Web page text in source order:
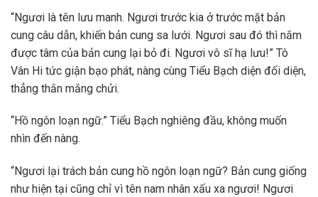
“Ngươi là tên lưu manh. Ngươi trước kia ở trước mặt bản
cung câu dẫn, khiến bản cung sa lưới. Ngươi sau đó thì nắm
được tâm của bản cung lại bỏ đi. Ngươi vô sĩ hạ lưu!” Tô
Vân Hi tức giận bạo phát, nàng cùng Tiểu Bạch diện đối diện,
thẳng thắn mắng chửi.
“Hồ ngôn loạn ngữ.” Tiểu Bạch nghiêng đầu, không muốn
nhìn đến nàng.
“Ngươi lại trách bản cung hồ ngôn loạn ngữ? Bản cung giống
như hiện tại cũng chỉ vì tên nam nhân xấu xa ngươi! Ngươi